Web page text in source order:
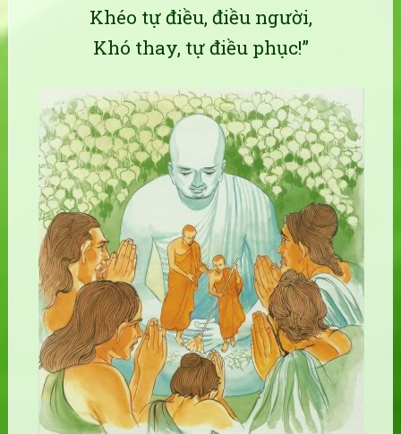
Khéo tự điều, điều người,
Khó thay, tự điều phục!”